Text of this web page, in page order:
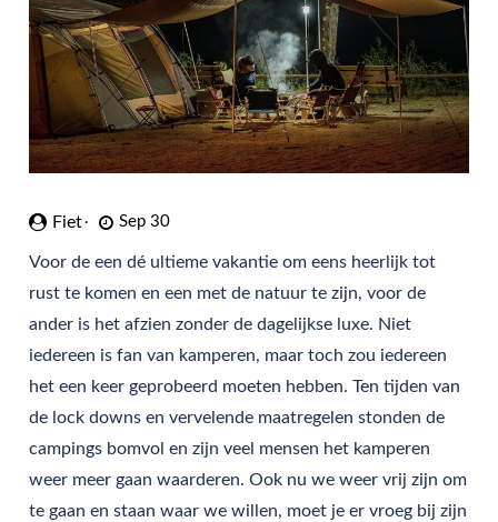
Fiet Sep 30
Voor de een dé ultieme vakantie om eens heerlijk tot
rust te komen en een met de natuur te zijn, voor de
ander is het afzien zonder de dagelijkse luxe. Niet
iedereen is fan van kamperen, maar toch zou iedereen
het een keer geprobeerd moeten hebben. Ten tijden van
de lock downs en vervelende maatregelen stonden de
campings bomvol en zijn veel mensen het kamperen
weer meer gaan waarderen. Ook nu we weer vrij zijn om
te gaan en staan waar we willen, moet je er vroeg bij zijn